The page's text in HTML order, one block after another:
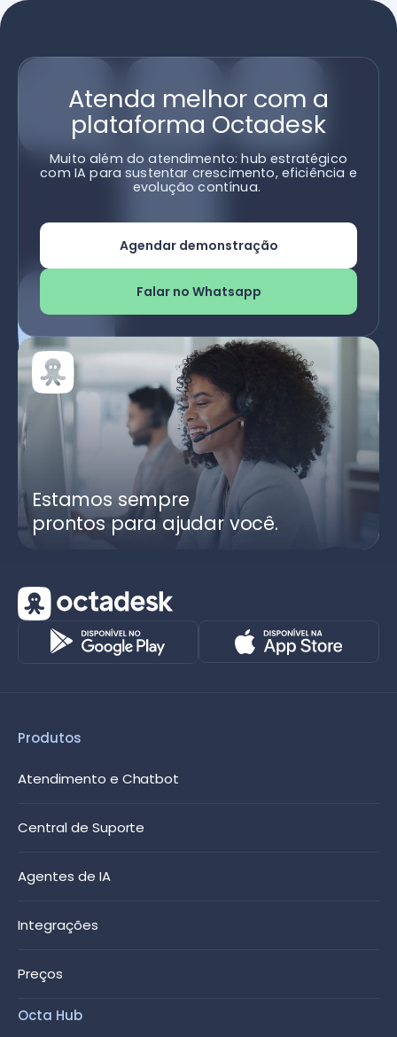
Atenda melhor com a
plataforma Octadesk
Muito além do atendimento: hub estratégico
com IA para sustentar crescimento, eficiência e
evolução contínua.
Agendar demonstração
Falar no Whatsapp
Estamos sempre
prontos para ajudar você.
Produtos
Atendimento e Chatbot
Central de Suporte
Agentes de IA
Integrações
Preços
Octa Hub